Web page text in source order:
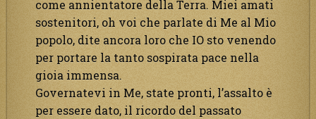
come annientatore della Terra. Miei amati
sostenitori, oh voi che parlate di Me al Mio
popolo, dite ancora loro che IO sto venendo
per portare la tanto sospirata pace nella
gioia immensa.
Governatevi in Me, state pronti, l’assalto è
per essere dato, il ricordo del passato